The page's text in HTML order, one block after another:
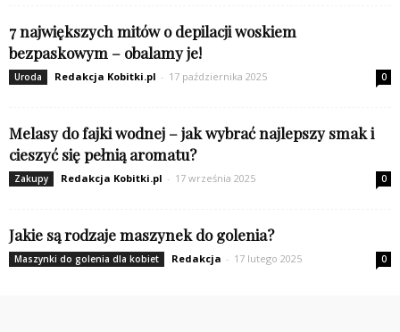
7 największych mitów o depilacji woskiem
bezpaskowym – obalamy je!
Uroda Redakcja Kobitki.pl - 17 października 2025 0
Melasy do fajki wodnej – jak wybrać najlepszy smak i
cieszyć się pełnią aromatu?
Zakupy Redakcja Kobitki.pl - 17 września 2025 0
Jakie są rodzaje maszynek do golenia?
Maszynki do golenia dla kobiet Redakcja - 17 lutego 2025 0